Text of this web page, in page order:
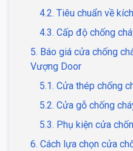
4.2. Tiêu chuẩn về
4.3. Cấp độ chống
5. Báo giá cửa chống
Vượng Door
5.1. Cửa thép chống
5.2. Cửa gỗ chống
5.3. Phụ kiện cửa
6. Cách lựa chọn cửa